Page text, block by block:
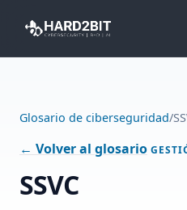
Glosario de ciberseguridad/
← Volver al glosario
SSVC